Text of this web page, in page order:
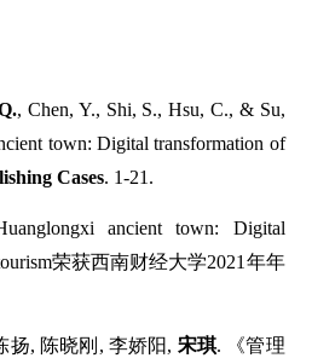
, Chen, Y., Shi, S., Hsu, C., & Su,
town: Digital transformation of
Cases. 1-21.
ancient town: Digital
荣获西南财经大学2021年年
扬, 陈晓刚, 李娇阳, 宋琪. 《管理